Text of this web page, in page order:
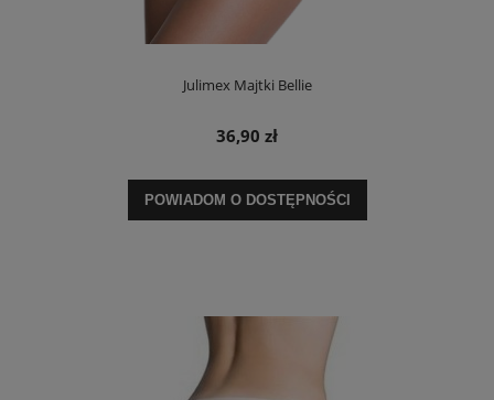
Julimex Majtki Bellie
36,90 zł
POWIADOM O DOSTĘPNOŚCI